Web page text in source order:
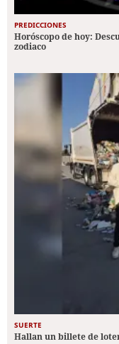
PREDICCIONES
Horóscopo de hoy:
zodiaco
SUERTE
Hallan un billete de